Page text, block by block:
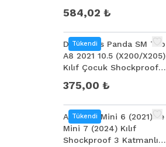
584,02 ₺
Tükendi
Dux Ducis Panda SM Tab
A8 2021 10.5 (X200/X205)
Kılıf Çocuk Shockproof
375,00 ₺
Tükendi
Ally iPad Mini 6 (2021) ve
Mini 7 (2024) Kılıf
Shockproof 3 Katmanlı